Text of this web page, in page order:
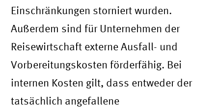
Einschränkungen storniert wurden.
Außerdem sind für Unternehmen der
Reisewirtschaft externe Ausfall- und
Vorbereitungskosten förderfähig. Bei
internen Kosten gilt, dass entweder der
tatsächlich angefallene